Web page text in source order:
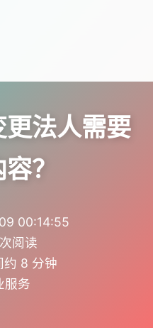
法人需要
？
00:14:55
阅读
约 8 分钟
服务